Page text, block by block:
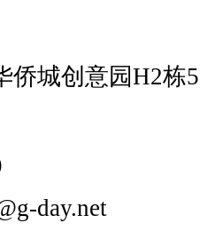
侨城创意园H2栋
day.net